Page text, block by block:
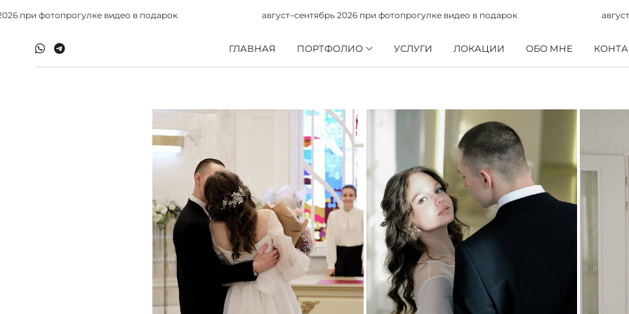
ГЛАВНАЯ ПОРТФОЛИО УСЛУГИ ЛОКАЦИИ ОБО МНЕ
фотопрогулке видео в подарок август–сентябрь 2026 при фотопрогулке видео в подарок